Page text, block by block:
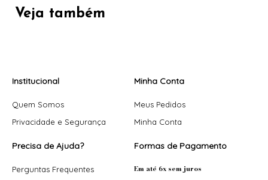
Veja também
Institucional
Quem Somos
Privacidade e Segurança
Minha Conta
Meus Pedidos
Minha Conta
Precisa de Ajuda?
Perguntas Frequentes
Formas de Pagamento
Em até 6x sem juros